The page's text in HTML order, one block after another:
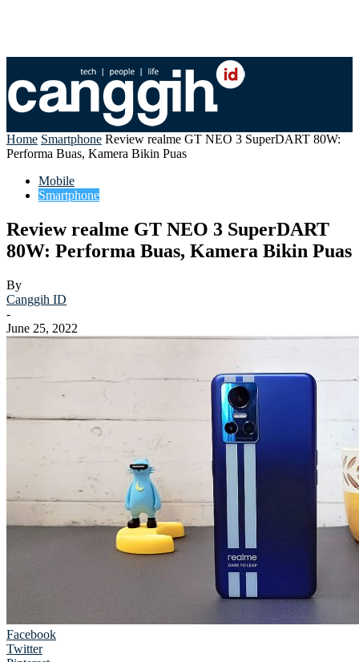
Home Smartphone Review realme GT NEO 3 SuperDART 80W:
Performa Buas, Kamera Bikin Puas
Mobile
Smartphone
Review realme GT NEO 3 SuperDART
80W: Performa Buas, Kamera Bikin Puas
By
Canggih ID
-
June 25, 2022
Facebook
Twitter